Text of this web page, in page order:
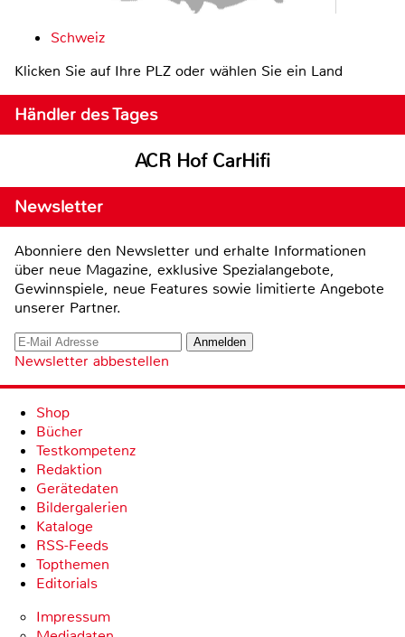
Schweiz
Klicken Sie auf Ihre PLZ oder wählen Sie ein Land
Händler des Tages
ACR Hof CarHifi
Newsletter
Abonniere den Newsletter und erhalte Informationen
über neue Magazine, exklusive Spezialangebote,
Gewinnspiele, neue Features sowie limitierte Angebote
unserer Partner.
Newsletter abbestellen
Shop
Bücher
Testkompetenz
Redaktion
Gerätedaten
Bildergalerien
Kataloge
RSS-Feeds
Topthemen
Editorials
Impressum